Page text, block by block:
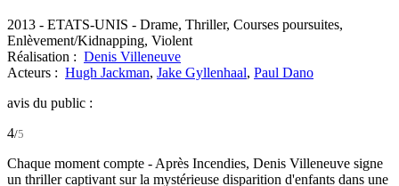
2013 - ETATS-UNIS - Drame, Thriller, Courses poursuites,
Enlèvement/Kidnapping, Violent
Réalisation : Denis Villeneuve
Acteurs : Hugh Jackman, Jake Gyllenhaal, Paul Dano
avis du public :
4/5
Chaque moment compte - Après Incendies, Denis Villeneuve signe
un thriller captivant sur la mystérieuse disparition d'enfants dans une